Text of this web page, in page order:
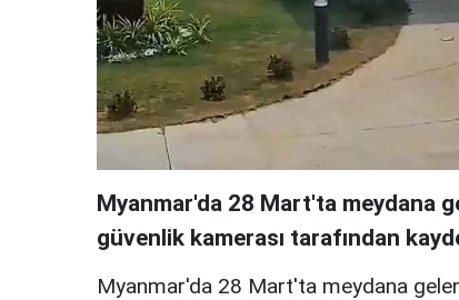
Myanmar'da 28 Mart'ta meydana
güvenlik kamerası tarafından
Myanmar'da 28 Mart'ta meydana